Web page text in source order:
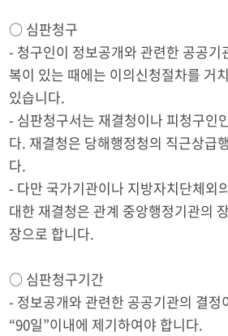
○ 심판청구
- 청구인이 정보공개와 관련한 공공기
복이 있는 때에는 이의신청절차를 거
있습니다.
- 심판청구서는 재결청이나 피청구인
다. 재결청은 당해행정청의 직근상급
다.
- 다만 국가기관이나 지방자치단체외
대한 재결청은 관계 중앙행정기관의
장으로 합니다.
○ 심판청구기간
- 정보공개와 관련한 공공기관의 결정
“90일”이내에 제기하여야 합니다.